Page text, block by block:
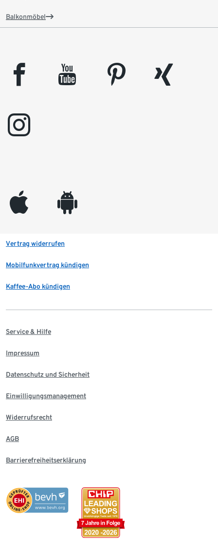
Balkonmöbel
facebook youtube pinterest
xing
instagram
appleinc android
Vertrag widerrufen
Mobilfunkvertrag kündigen
Kaffee-Abo kündigen
Service & Hilfe
Impressum
Datenschutz und Sicherheit
Einwilligungsmanagement
Widerrufsrecht
AGB
Barrierefreiheitserklärung